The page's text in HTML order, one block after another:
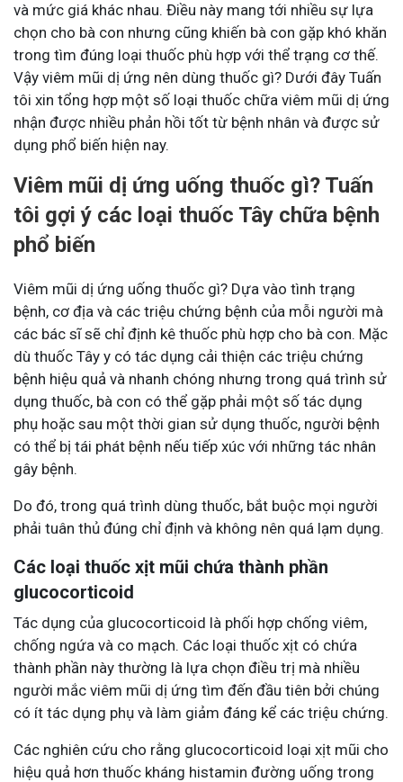
và mức giá khác nhau. Điều này mang tới nhiều sự lựa
chọn cho bà con nhưng cũng khiến bà con gặp khó khăn
trong tìm đúng loại thuốc phù hợp với thể trạng cơ thế.
Vậy viêm mũi dị ứng nên dùng thuốc gì? Dưới đây Tuấn
tôi xin tổng hợp một số loại thuốc chữa viêm mũi dị ứng
nhận được nhiều phản hồi tốt từ bệnh nhân và được sử
dụng phổ biến hiện nay.
Viêm mũi dị ứng uống thuốc gì? Tuấn
tôi gợi ý các loại thuốc Tây chữa bệnh
phổ biến
Viêm mũi dị ứng uống thuốc gì? Dựa vào tình trạng
bệnh, cơ địa và các triệu chứng bệnh của mỗi người mà
các bác sĩ sẽ chỉ định kê thuốc phù hợp cho bà con. Mặc
dù thuốc Tây y có tác dụng cải thiện các triệu chứng
bệnh hiệu quả và nhanh chóng nhưng trong quá trình sử
dụng thuốc, bà con có thể gặp phải một số tác dụng
phụ hoặc sau một thời gian sử dụng thuốc, người bệnh
có thể bị tái phát bệnh nếu tiếp xúc với những tác nhân
gây bệnh.
Do đó, trong quá trình dùng thuốc, bắt buộc mọi người
phải tuân thủ đúng chỉ định và không nên quá lạm dụng.
Các loại thuốc xịt mũi chứa thành phần
glucocorticoid
Tác dụng của glucocorticoid là phối hợp chống viêm,
chống ngứa và co mạch. Các loại thuốc xịt có chứa
thành phần này thường là lựa chọn điều trị mà nhiều
người mắc viêm mũi dị ứng tìm đến đầu tiên bởi chúng
có ít tác dụng phụ và làm giảm đáng kể các triệu chứng.
Các nghiên cứu cho rằng glucocorticoid loại xịt mũi cho
hiệu quả hơn thuốc kháng histamin đường uống trong